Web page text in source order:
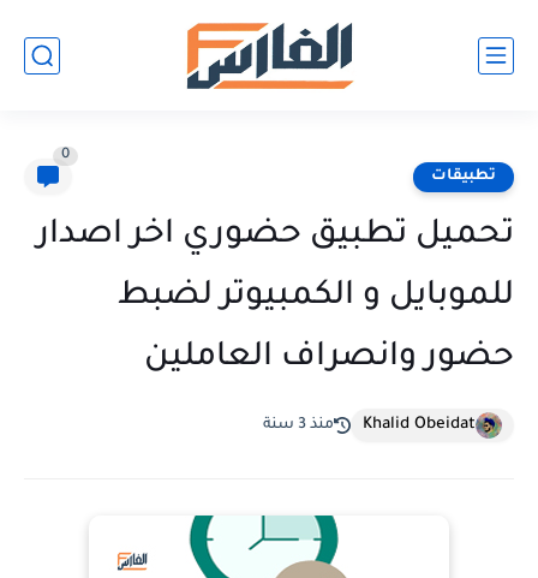
تطبيقات
0
تحميل تطبيق حضوري اخر اصدار
للموبايل و الكمبيوتر لضبط
حضور وانصراف العاملين
Khalid Obeidat منذ 3 سنة